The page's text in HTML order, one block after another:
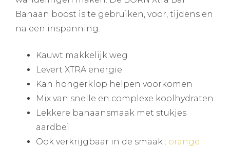
Banaan boost is te gebruiken, voor, tijdens en
na een inspanning.
Kauwt makkelijk weg
Levert XTRA energie
Kan hongerklop helpen voorkomen
Mix van snelle en complexe koolhydraten
Lekkere banaansmaak met stukjes
aardbei
Ook verkrijgbaar in de smaak : orange